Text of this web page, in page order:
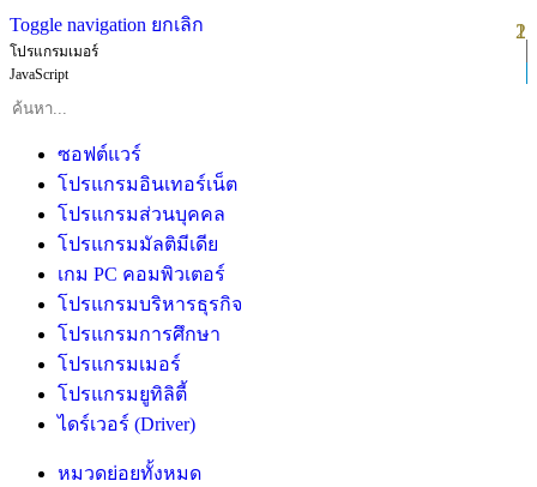
Toggle navigation ยกเลิก
โปรแกรมเมอร์
JavaScript
ซอฟต์แวร์
โปรแกรมอินเทอร์เน็ต
โปรแกรมส่วนบุคคล
โปรแกรมมัลติมีเดีย
เกม PC คอมพิวเตอร์
โปรแกรมบริหารธุรกิจ
โปรแกรมการศึกษา
โปรแกรมเมอร์
โปรแกรมยูทิลิตี้
ไดร์เวอร์ (Driver)
หมวดย่อยทั้งหมด
1
2